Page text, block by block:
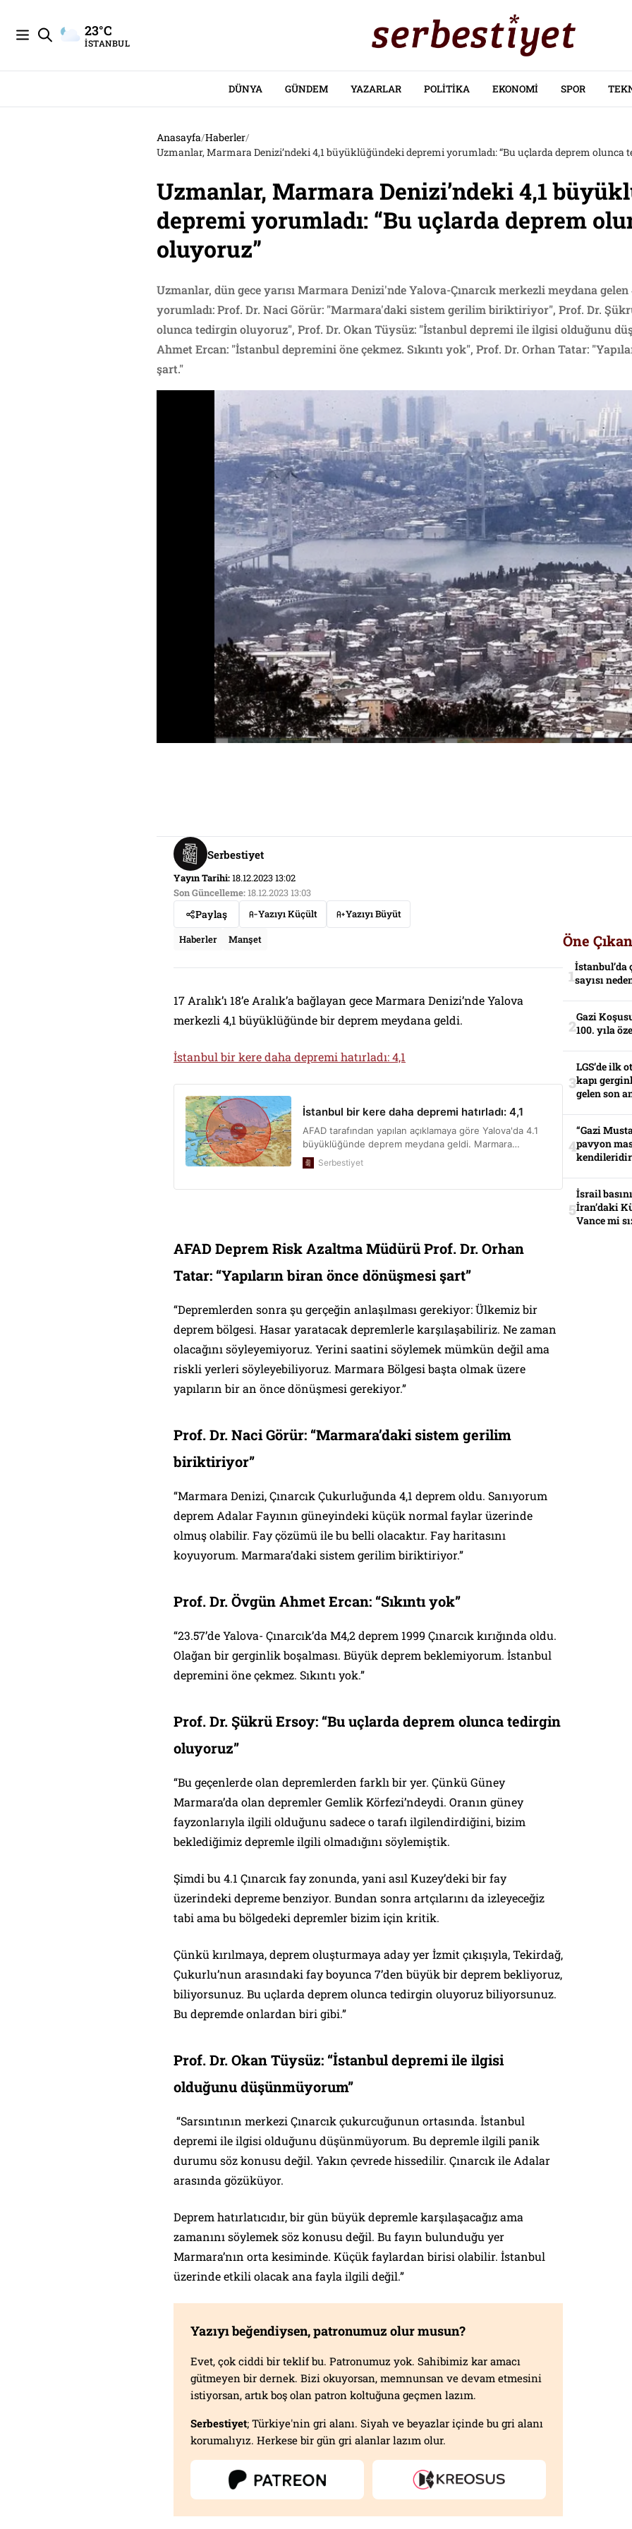
23°C
İSTANBUL
DÜNYA GÜNDEM YAZARLAR POLITIKA EKONOMI SPOR
Anasayfa/Haberler/
Uzmanlar, Marmara Denizi’ndeki 4,1 büyüklüğündeki depremi yorumladı: “Bu uçlarda deprem olunca
Uzmanlar, Marmara Denizi’ndeki 4,1
depremi yorumladı: “Bu uçlarda deprem
oluyoruz”
Uzmanlar, dün gece yarısı Marmara Denizi'nde Yalova-Çınarcık merkezli meydana
yorumladı: Prof. Dr. Naci Görür: "Marmara'daki sistem gerilim biriktiriyor", Prof. Dr.
olunca tedirgin oluyoruz", Prof. Dr. Okan Tüysüz: "İstanbul depremi ile ilgisi olduğunu
Ahmet Ercan: "İstanbul depremini öne çekmez. Sıkıntı yok", Prof. Dr. Orhan Tatar:
şart."
Serbestiyet
Yayın Tarihi:18.12.2023 13:02
Son Güncelleme: 18.12.2023 13:03
Paylaş Yazıyı Küçült
Yazıyı Büyüt
Haberler
Manşet
17 Aralık’ı 18’e Aralık’a bağlayan gece Marmara Denizi’nde Yalova
merkezli 4,1 büyüklüğünde bir deprem meydana geldi.
İstanbul bir kere daha depremi hatırladı: 4,1
AFAD Deprem Risk Azaltma Müdürü Prof. Dr. Orhan
Tatar: “Yapıların biran önce dönüşmesi şart”
“Depremlerden sonra şu gerçeğin anlaşılması gerekiyor: Ülkemiz bir
deprem bölgesi. Hasar yaratacak depremlerle karşılaşabiliriz. Ne zaman
olacağını söyleyemiyoruz. Yerini saatini söylemek mümkün değil ama
riskli yerleri söyleyebiliyoruz. Marmara Bölgesi başta olmak üzere
yapıların bir an önce dönüşmesi gerekiyor.”
Prof. Dr. Naci Görür: “Marmara’daki sistem gerilim
biriktiriyor”
“Marmara Denizi, Çınarcık Çukurluğunda 4,1 deprem oldu. Sanıyorum
deprem Adalar Fayının güneyindeki küçük normal faylar üzerinde
olmuş olabilir. Fay çözümü ile bu belli olacaktır. Fay haritasını
koyuyorum. Marmara’daki sistem gerilim biriktiriyor.”
Prof. Dr. Övgün Ahmet Ercan: “Sıkıntı yok”
“23.57’de Yalova- Çınarcık’da M4,2 deprem 1999 Çınarcık kırığında oldu.
Olağan bir gerginlik boşalması. Büyük deprem beklemiyorum. İstanbul
depremini öne çekmez. Sıkıntı yok.”
Prof. Dr. Şükrü Ersoy: “Bu uçlarda deprem olunca tedirgin
oluyoruz”
“Bu geçenlerde olan depremlerden farklı bir yer. Çünkü Güney
Marmara’da olan depremler Gemlik Körfezi’ndeydi. Oranın güney
fayzonlarıyla ilgili olduğunu sadece o tarafı ilgilendirdiğini, bizim
beklediğimiz depremle ilgili olmadığını söylemiştik.
Şimdi bu 4.1 Çınarcık fay zonunda, yani asıl Kuzey’deki bir fay
üzerindeki depreme benziyor. Bundan sonra artçılarını da izleyeceğiz
tabi ama bu bölgedeki depremler bizim için kritik.
Çünkü kırılmaya, deprem oluşturmaya aday yer İzmit çıkışıyla, Tekirdağ,
Çukurlu’nun arasındaki fay boyunca 7’den büyük bir deprem bekliyoruz,
biliyorsunuz. Bu uçlarda deprem olunca tedirgin oluyoruz biliyorsunuz.
Bu depremde onlardan biri gibi.”
Prof. Dr. Okan Tüysüz: “İstanbul depremi ile ilgisi
olduğunu düşünmüyorum”
“Sarsıntının merkezi Çınarcık çukurcuğunun ortasında. İstanbul
depremi ile ilgisi olduğunu düşünmüyorum. Bu depremle ilgili panik
durumu söz konusu değil. Yakın çevrede hissedilir. Çınarcık ile Adalar
arasında gözüküyor.
Deprem hatırlatıcıdır, bir gün büyük depremle karşılaşacağız ama
zamanını söylemek söz konusu değil. Bu fayın bulunduğu yer
Marmara’nın orta kesiminde. Küçük faylardan birisi olabilir. İstanbul
üzerinde etkili olacak ana fayla ilgili değil.”
Yazıyı beğendiysen, patronumuz olur musun?
Evet, çok ciddi bir teklif bu. Patronumuz yok. Sahibimiz kar amacı
gütmeyen bir dernek. Bizi okuyorsan, memnunsan ve devam etmesini
istiyorsan, artık boş olan patron koltuğuna geçmen lazım.
Serbestiyet; Türkiye'nin gri alanı. Siyah ve beyazlar içinde bu gri alanı
korumalıyız. Herkese bir gün gri alanlar lazım olur.
Öne
sayısı
Gazi
100. yıla
LGS’de ilk
kapı
gelen son
“Gazi
pavyon
İsrail
İran’daki
Vance mi